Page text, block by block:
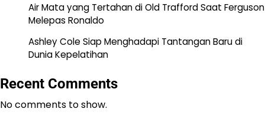
Air Mata yang Tertahan di Old Trafford Saat Ferguson
Melepas Ronaldo
Ashley Cole Siap Menghadapi Tantangan Baru di
Dunia Kepelatihan
Recent Comments
No comments to show.